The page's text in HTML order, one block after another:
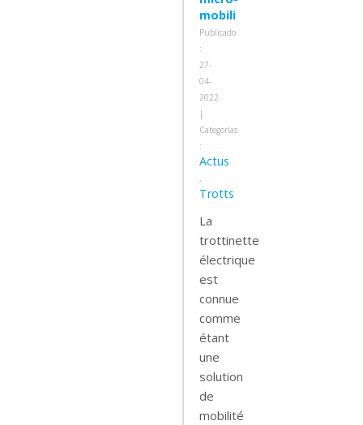
mobili
Publicado
:
27-
04-
2022
|
Categorías
:
Actus
,
Trotts
La
trottinette
électrique
est
connue
comme
étant
une
solution
de
mobilité